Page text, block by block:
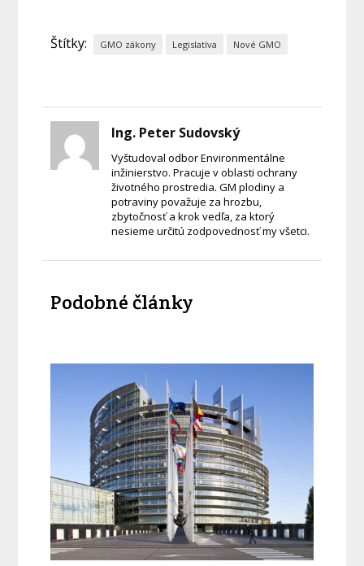
Štítky: GMO zákony Legislatíva Nové GMO
Ing. Peter Sudovský
Vyštudoval odbor Environmentálne
inžinierstvo. Pracuje v oblasti ochrany
životného prostredia. GM plodiny a
potraviny považuje za hrozbu,
zbytočnosť a krok vedľa, za ktorý
nesieme určitú zodpovednosť my všetci.
Podobné články